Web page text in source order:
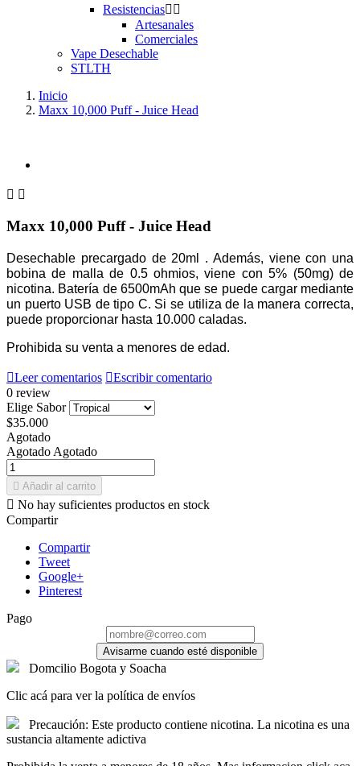
Resistencias 
Artesanales
Comerciales
Vape Desechable
STLTH
Inicio
Maxx 10,000 Puff - Juice Head
 
Maxx 10,000 Puff - Juice Head
Desechable precargado de 20ml . Además, viene con una
bobina de malla de 0.5 ohmios, viene con 5% (50mg) de
nicotina. Batería de 6500mAh que se puede cargar mediante
un puerto USB de tipo C. Si se utiliza de la manera correcta,
puede proporcionar hasta 10.000 caladas.
Prohibida su venta a menores de edad.
Leer comentarios Escribir comentario
0 review
Elige Sabor
$35.000
Agotado
Agotado Agotado
 Añadir al carrito
 No hay suficientes productos en stock
Compartir
Compartir
Tweet
Google+
Pinterest
Pago
Avisarme cuando esté disponible
Domcilio Bogota y Soacha
Clic acá para ver la política de envíos
Precaución: Este producto contiene nicotina. La nicotina es una
sustancia altamente adictiva